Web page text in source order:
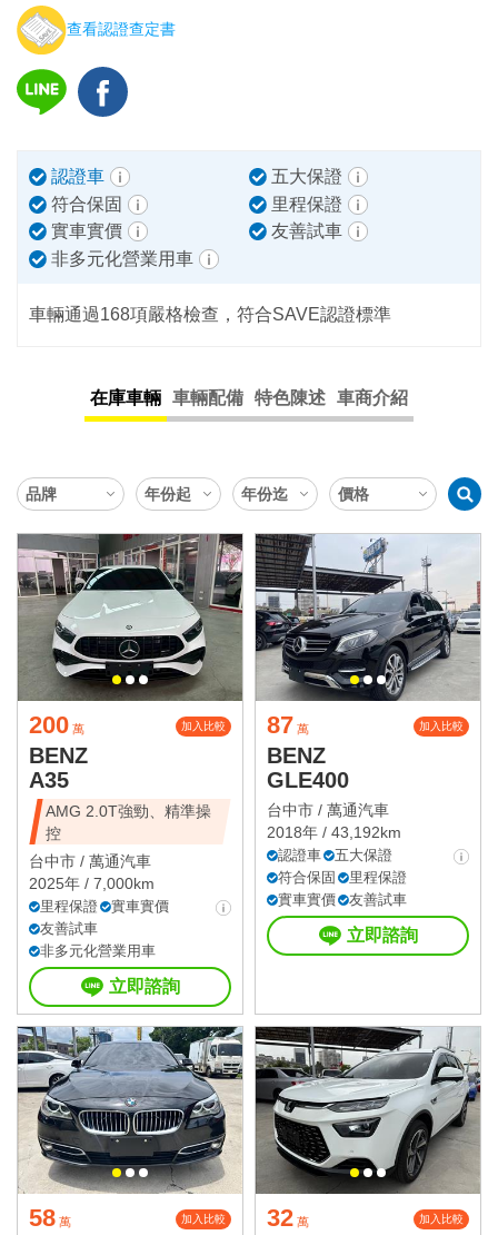
查看認證查定書
認證車
五大保證
符合保固
里程保證
實車實價
友善試車
非多元化營業用車
車輛通過168項嚴格檢查，符合SAVE認證標準
在庫車輛 車輛配備 特色陳述 車商介紹
200 萬 加入比較
BENZ
A35
AMG 2.0T強勁、精準操
控
台中市 / 萬通汽車
2025年 / 7,000km
里程保證
實車實價
友善試車
非多元化營業用車
立即諮詢
87 萬 加入比較
BENZ
GLE400
台中市 / 萬通汽車
2018年 / 43,192km
認證車
五大保證
符合保固
里程保證
實車實價
友善試車
立即諮詢
58 萬 加入比較 32 萬 加入比較